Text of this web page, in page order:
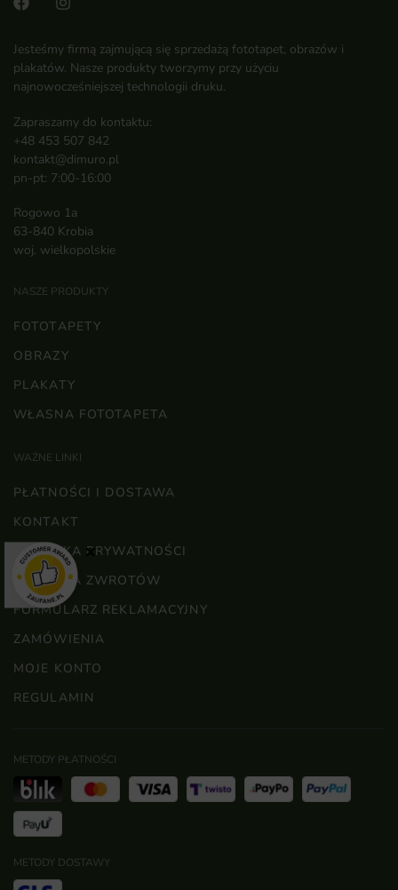
Jesteśmy firmą zajmującą się sprzedażą fototapet, obrazów i
plakatów. Nasze produkty tworzymy przy użyciu
najnowocześniejszej technologii druku.
Zapraszamy do kontaktu:
+48 453 507 842
kontakt@dimuro.pl
pn-pt: 7:00-16:00
Rogowo 1a
63-840 Krobia
woj. wielkopolskie
NASZE PRODUKTY
FOTOTAPETY
OBRAZY
PLAKATY
WŁASNA FOTOTAPETA
WAŻNE LINKI
PŁATNOŚCI I DOSTAWA
KONTAKT
POLITYKA PRYWATNOŚCI
POLITYKA ZWROTÓW
FORMULARZ REKLAMACYJNY
ZAMÓWIENIA
MOJE KONTO
REGULAMIN
METODY PŁATNOŚCI
METODY DOSTAWY
×